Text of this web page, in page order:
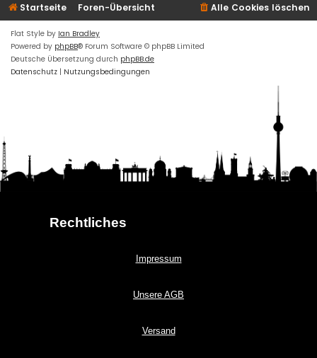
Startseite Foren-Übersicht Alle Cookies löschen
Flat Style by Ian Bradley
Powered by phpBB® Forum Software © phpBB Limited
Deutsche Übersetzung durch phpBB.de
Datenschutz | Nutzungsbedingungen
Rechtliches
Impressum
Unsere AGB
Versand